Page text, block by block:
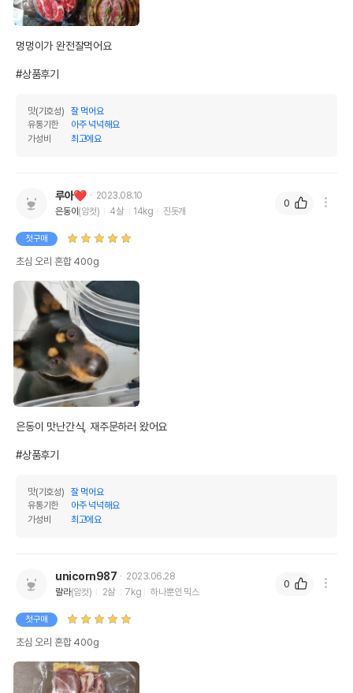
멍멍이가 완전잘먹어요
#상품후기
맛(기호성)
잘 먹어요
유통기한
아주 넉넉해요
가성비
최고에요
루아❤
2023.08.10
은동이(암컷) 4살 14kg 진돗개
첫구매
초심 오리 혼합 400g
은동이 맛난간식, 재주문하러 왔어요
#상품후기
맛(기호성)
잘 먹어요
유통기한
아주 넉넉해요
가성비
최고에요
0
unicorn987
2023.06.28
랄라(암컷) 2살 7kg 하나뿐인 믹스
첫구매
초심 오리 혼합 400g
0